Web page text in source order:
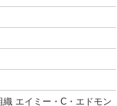
エイミー・C・エドモン